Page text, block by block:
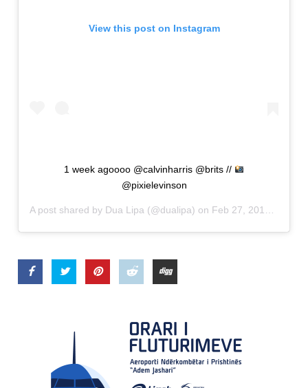
View this post on Instagram
1 week agoooo @calvinharris @brits //
@pixielevinson
A post shared by Dua Lipa (@dualipa) on Feb 27, 2019 at 1:46am PST